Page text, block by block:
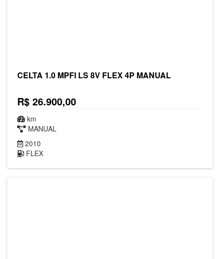
CELTA 1.0 MPFI LS 8V FLEX 4P MANUAL
R$ 26.900,00
km
MANUAL
2010
FLEX